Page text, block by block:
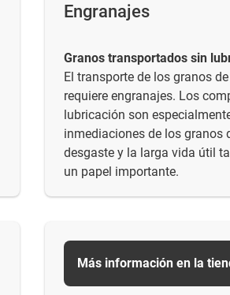
Engranajes
Granos transportados sin
El transporte de los granos
requiere engranajes. Los
lubricación son
inmediaciones de los granos
desgaste y la larga vida útil
un papel importante.
Más información en la